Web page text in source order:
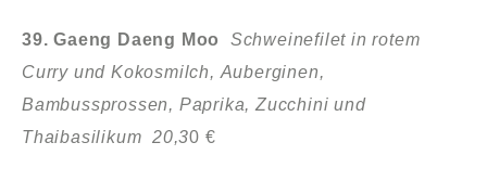
39. Gaeng Daeng Moo
Schweinefilet in rotem
Curry und Kokosmilch, Auberginen,
Bambussprossen, Paprika, Zucchini und
Thaibasilikum 20,30 €